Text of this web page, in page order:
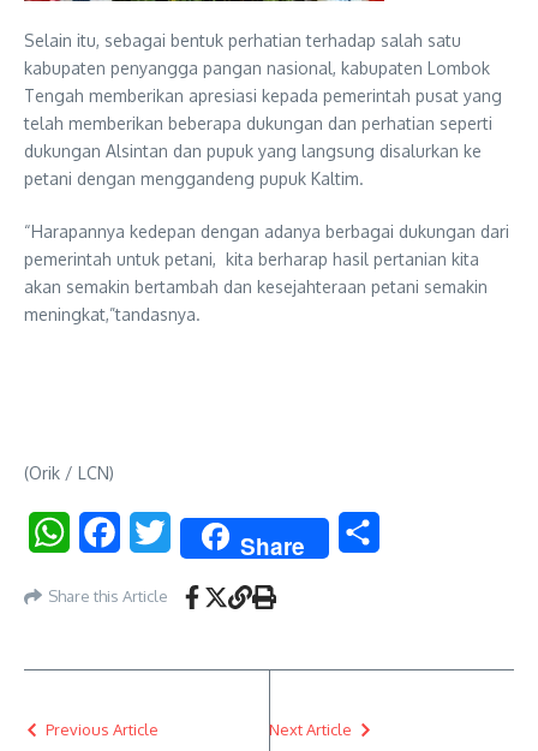
Selain itu, sebagai bentuk perhatian terhadap salah satu
kabupaten penyangga pangan nasional, kabupaten Lombok
Tengah memberikan apresiasi kepada pemerintah pusat yang
telah memberikan beberapa dukungan dan perhatian seperti
dukungan Alsintan dan pupuk yang langsung disalurkan ke
petani dengan menggandeng pupuk Kaltim.
“Harapannya kedepan dengan adanya berbagai dukungan dari
pemerintah untuk petani, kita berharap hasil pertanian kita
akan semakin bertambah dan kesejahteraan petani semakin
meningkat,”tandasnya.
(Orik / LCN)
WhatsAppFacebookTwitter Share
Share this Article
Previous Article Next Article